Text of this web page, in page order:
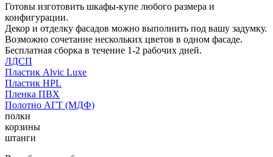
Готовы изготовить шкафы-купе любого размера и
конфигурации.
Декор и отделку фасадов можно выполнить под вашу задумку.
Возможно сочетание нескольких цветов в одном фасаде.
Бесплатная сборка в течение 1-2 рабочих дней.
ЛДСП
Пластик Alvic Luxe
Пластик HPL
Пленка ПВХ
Полотно АГТ (МДФ)
полки
корзины
штанги